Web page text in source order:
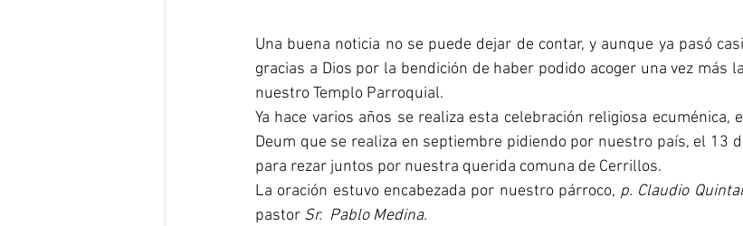
Una buena noticia no se puede dejar de contar, y aunque ya pasó
gracias a Dios por la bendición de haber podido acoger una vez más la
nuestro Templo Parroquial.
Ya hace varios años se realiza esta celebración religiosa ecuménica,
Deum que se realiza en septiembre pidiendo por nuestro país, el 13
para rezar juntos por nuestra querida comuna de Cerrillos.
La oración estuvo encabezada por nuestro párroco, p. Claudio
pastor Sr.  Pablo Medina.